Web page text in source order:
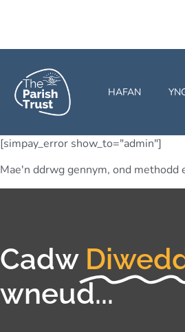
HAFAN
[simpay_error show_to="admin"]
Mae'n ddrwg gennym, ond methodd
Cadw
wneud...